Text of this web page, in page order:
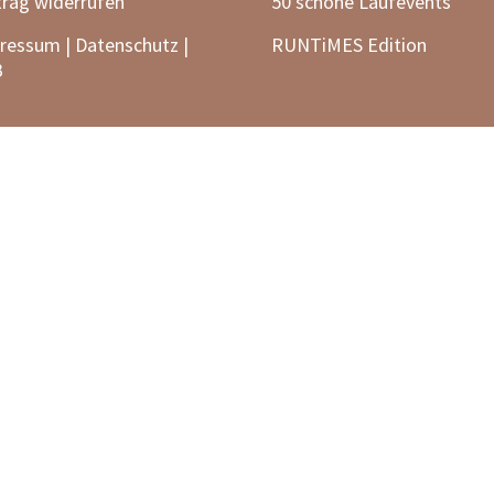
| Datenschutz |
RUNTiMES Edition